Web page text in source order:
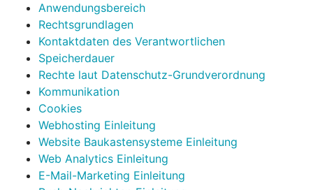
Anwendungsbereich
Rechtsgrundlagen
Kontaktdaten des Verantwortlichen
Speicherdauer
Rechte laut Datenschutz-Grundverordnung
Kommunikation
Cookies
Webhosting Einleitung
Website Baukastensysteme Einleitung
Web Analytics Einleitung
E-Mail-Marketing Einleitung